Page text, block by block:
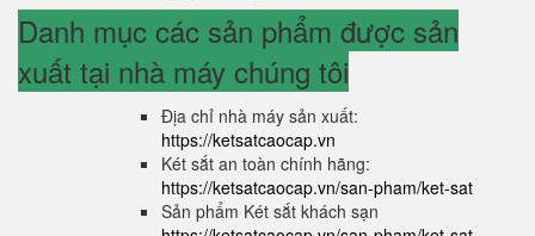
Danh mục các sản phẩm được sản
xuất tại nhà máy chúng tôi
Địa chỉ nhà máy sản xuất:
https://ketsatcaocap.vn
Két sắt an toàn chính hãng:
https://ketsatcaocap.vn/san-pham/ket-sat
Sản phẩm Két sắt khách sạn